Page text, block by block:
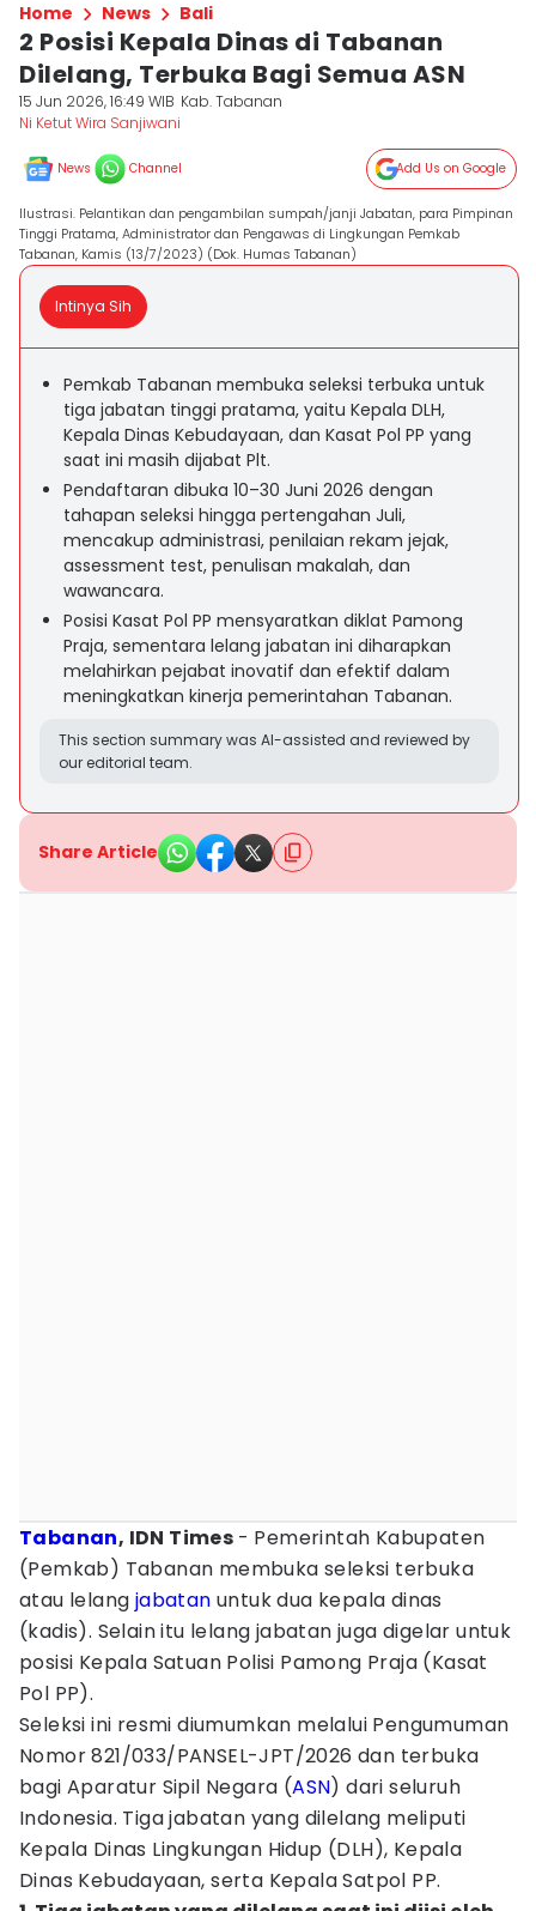
Home News Bali
2 Posisi Kepala Dinas di Tabanan
Dilelang, Terbuka Bagi Semua ASN
15 Jun 2026, 16:49 WIB Kab. Tabanan
Ni Ketut Wira Sanjiwani
News Channel Add Us on Google
Ilustrasi. Pelantikan dan pengambilan sumpah/janji Jabatan, para Pimpinan
Tinggi Pratama, Administrator dan Pengawas di Lingkungan Pemkab
Tabanan, Kamis (13/7/2023) (Dok. Humas Tabanan)
Intinya Sih
Pemkab Tabanan membuka seleksi terbuka untuk
tiga jabatan tinggi pratama, yaitu Kepala DLH,
Kepala Dinas Kebudayaan, dan Kasat Pol PP yang
saat ini masih dijabat Plt.
Pendaftaran dibuka 10–30 Juni 2026 dengan
tahapan seleksi hingga pertengahan Juli,
mencakup administrasi, penilaian rekam jejak,
assessment test, penulisan makalah, dan
wawancara.
Posisi Kasat Pol PP mensyaratkan diklat Pamong
Praja, sementara lelang jabatan ini diharapkan
melahirkan pejabat inovatif dan efektif dalam
meningkatkan kinerja pemerintahan Tabanan.
This section summary was AI-assisted and reviewed by
our editorial team.
Share Article
Tabanan, IDN Times - Pemerintah Kabupaten
(Pemkab) Tabanan membuka seleksi terbuka
atau lelang jabatan untuk dua kepala dinas
(kadis). Selain itu lelang jabatan juga digelar untuk
posisi Kepala Satuan Polisi Pamong Praja (Kasat
Pol PP).
Seleksi ini resmi diumumkan melalui Pengumuman
Nomor 821/033/PANSEL-JPT/2026 dan terbuka
bagi Aparatur Sipil Negara (ASN) dari seluruh
Indonesia. Tiga jabatan yang dilelang meliputi
Kepala Dinas Lingkungan Hidup (DLH), Kepala
Dinas Kebudayaan, serta Kepala Satpol PP.